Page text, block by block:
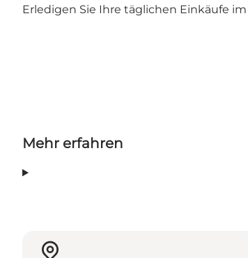
Erledigen Sie Ihre täglichen Einkäufe
Mehr erfahren